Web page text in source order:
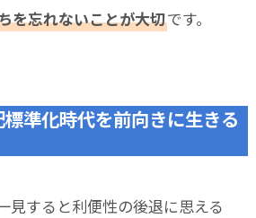
を忘れないことが大切です。
標準化時代を前向きに生きる
見すると利便性の後退に思える